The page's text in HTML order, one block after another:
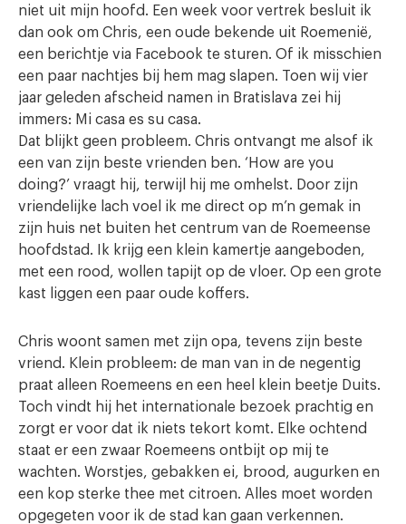
niet uit mijn hoofd. Een week voor vertrek besluit ik
dan ook om Chris, een oude bekende uit Roemenië,
een berichtje via Facebook te sturen. Of ik misschien
een paar nachtjes bij hem mag slapen. Toen wij vier
jaar geleden afscheid namen in Bratislava zei hij
immers: Mi casa es su casa.
Dat blijkt geen probleem. Chris ontvangt me alsof ik
een van zijn beste vrienden ben. ‘How are you
doing?’ vraagt hij, terwijl hij me omhelst. Door zijn
vriendelijke lach voel ik me direct op m’n gemak in
zijn huis net buiten het centrum van de Roemeense
hoofdstad. Ik krijg een klein kamertje aangeboden,
met een rood, wollen tapijt op de vloer. Op een grote
kast liggen een paar oude koffers.
Chris woont samen met zijn opa, tevens zijn beste
vriend. Klein probleem: de man van in de negentig
praat alleen Roemeens en een heel klein beetje Duits.
Toch vindt hij het internationale bezoek prachtig en
zorgt er voor dat ik niets tekort komt. Elke ochtend
staat er een zwaar Roemeens ontbijt op mij te
wachten. Worstjes, gebakken ei, brood, augurken en
een kop sterke thee met citroen. Alles moet worden
opgegeten voor ik de stad kan gaan verkennen.